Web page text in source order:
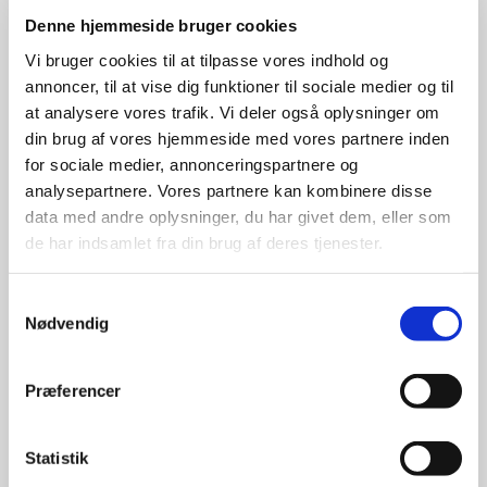
Denne hjemmeside bruger cookies
Vi bruger cookies til at tilpasse vores indhold og
annoncer, til at vise dig funktioner til sociale medier og til
at analysere vores trafik. Vi deler også oplysninger om
din brug af vores hjemmeside med vores partnere inden
for sociale medier, annonceringspartnere og
analysepartnere. Vores partnere kan kombinere disse
data med andre oplysninger, du har givet dem, eller som
de har indsamlet fra din brug af deres tjenester.
Nødvendig
Præferencer
Statistik